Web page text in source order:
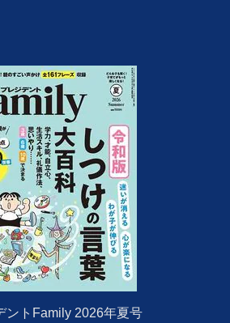
ントFamily 2026年夏号